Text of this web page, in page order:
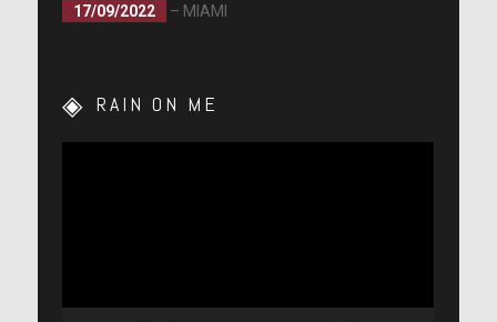
17/09/2022
– MIAMI
RAIN ON ME